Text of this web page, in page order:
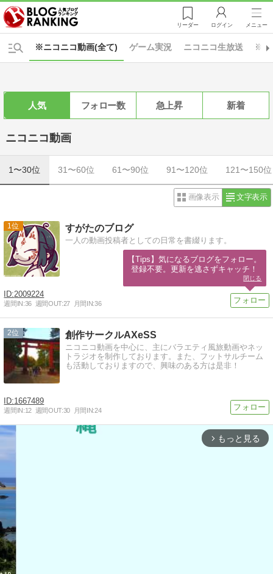
リーダー ログイン メニュー
※ニコニコ動画(全て) ※イ
ゲーム実況 ニコニコ生放送
人気 フォロー数 急上昇 新着
ニコニコ動画
1〜30位 31〜60位 61〜90位 91〜120位 121〜150位
画像表示 文字表示
1 すがたのブログ
一人の動画投稿者としての日常を書綴ります。
2009224
週間IN:36 週間OUT:27 月間IN:36
2 創作サークルAXeSS
ニコニコ動画を中心に、主にバラエティ風旅動画やネッ
トラジオを制作しております。また、フットサルチーム
も活動しておりますので、興味のある方は是非！
1667489
週間IN:12 週間OUT:30 月間IN:24
arrow_forward_ios もっと見る
【Tips】気になるブログをフォロー。
登録不要。更新を逃さずキャッチ！
閉じる